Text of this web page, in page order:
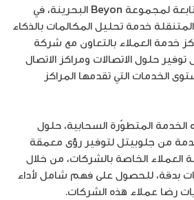
أطلقت شركة أمنية، التابعة لمجموعة Beyon البحرينة، في
خدمة تحليل المكالمات بالذكاء
خدمة العملاء بالتعاون مع شركة
توفير حلول الاتصالات ومراكز الاتصال
الخدمات التي تقدمها المراكز
المتطوّرة السحابية، حلول
من جلوبيتل لتوفير رؤى معمقة
الخاصة بالشركات، من خلال
بدقة، للحصول على فهم شامل لأداء
رضا عملاء هذه الشركات.